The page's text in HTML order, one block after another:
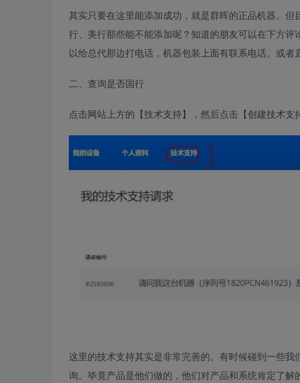
其实只要在这里能添加成功，就是群晖的正品机器。但
行、美行那些能不能添加呢？ 知道的朋友可以在下方评
以给总代那边打电话，机器包装上面有联系电话。或者
二、查询是否国行
点击网站上方的【技术支持】，然后点击【创建技术支
这里的技术支持其实是非常完善的。有时候碰到一些
询。毕竟产品是他们做的，他们对产品和系统肯定了